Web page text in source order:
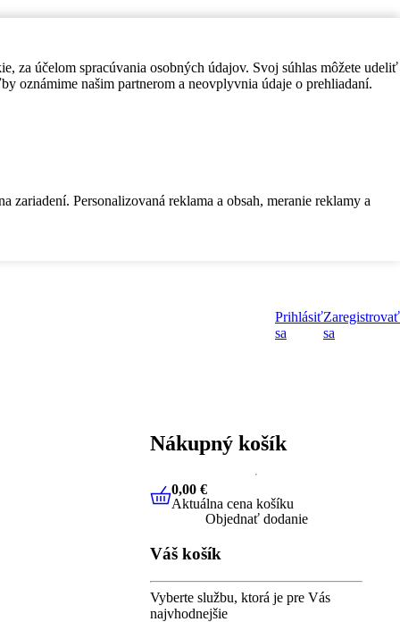
za účelom spracúvania osobných údajov. Svoj súhlas môžete udeliť
oznámime našim partnerom a neovplyvnia údaje o prehliadaní.
Personalizovaná reklama a obsah, meranie reklamy a
Prihlásiť
sa
Zaregistrovať
sa
Nákupný košík
0,00 €Aktuálna cena košíku
0,00 €
Aktuálna cena košíku
Objednať dodanie
Váš košík
Vyberte službu, ktorá je pre Vás
najvhodnejšie